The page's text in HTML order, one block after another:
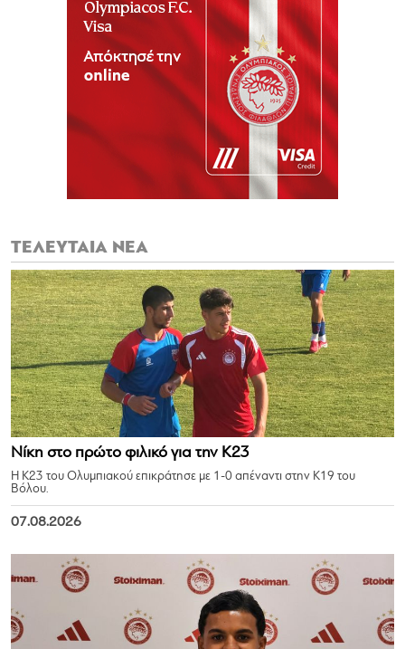
ΤΕΛΕΥΤΑΙΑ ΝΕΑ
Νίκη στο πρώτο φιλικό για την Κ23
Η Κ23 του Ολυμπιακού επικράτησε με 1-0 απέναντι στην Κ19 του
Βόλου.
07.08.2026